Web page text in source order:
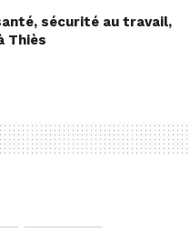
sécurité au travail,
Thiès